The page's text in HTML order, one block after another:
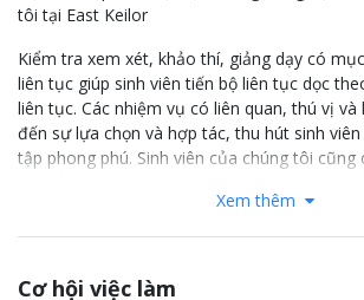
tôi tại East Keilor
Kiểm tra xem xét, khảo thí, giảng dạy có
liên tục giúp sinh viên tiến bộ liên tục dọc
liên tục. Các nhiệm vụ có liên quan, thú vị và
đến sự lựa chọn và hợp tác, thu hút sinh
tập phong phú. Sinh viên của chúng tôi cũng
tập của bản thân thông qua chu kỳ phát
Xem thêm
Cơ hội việc làm